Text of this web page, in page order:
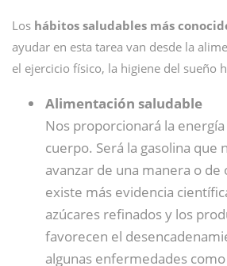
Los hábitos saludables más
ayudar en esta tarea van desde la
el ejercicio físico, la higiene del sueño
Alimentación saludable
Nos proporcionará la
cuerpo. Será la gasolina que
avanzar de una manera o de
existe más evidencia
azúcares refinados y los
favorecen el
algunas enfermedades